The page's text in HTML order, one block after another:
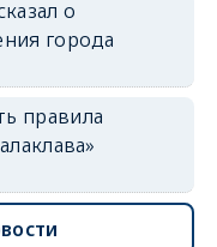
о
города
правила